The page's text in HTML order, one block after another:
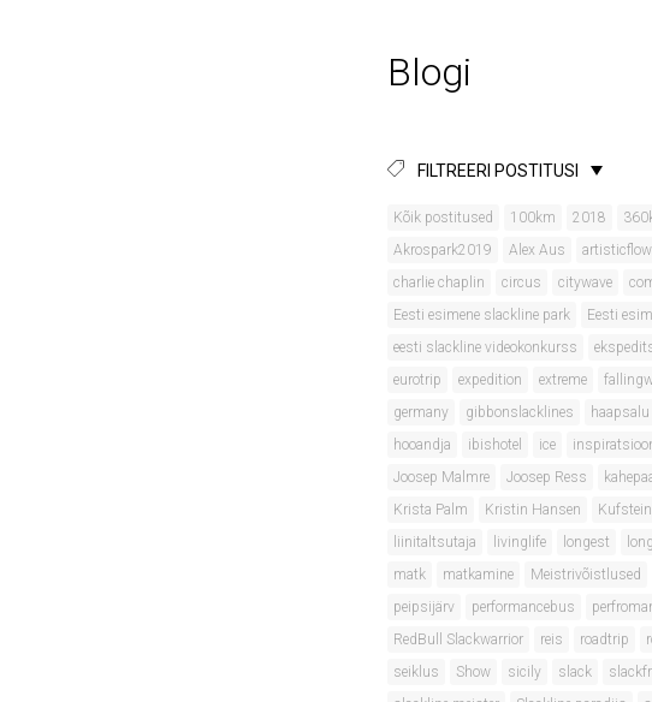
Blogi
FILTREERI POSTITUSI
Kõik postitused 100km 2018
Akrospark2019
Alex Aus
charlie chaplin
circus citywave
Eesti esimene slackline park
Eesti
eesti slackline videokonkurss
eurotrip
expedition extreme
germany
gibbonslacklines haapsalu
hooandja
ibishotel ice
Joosep Malmre
Joosep Ress
Krista Palm
Kristin Hansen Kufstein
liinitaltsutaja
livinglife longest
matk
matkamine Meistrivõistlused
peipsijärv
performancebus
RedBull Slackwarrior
reis roadtrip
seiklus
Show sicily slack slackfr